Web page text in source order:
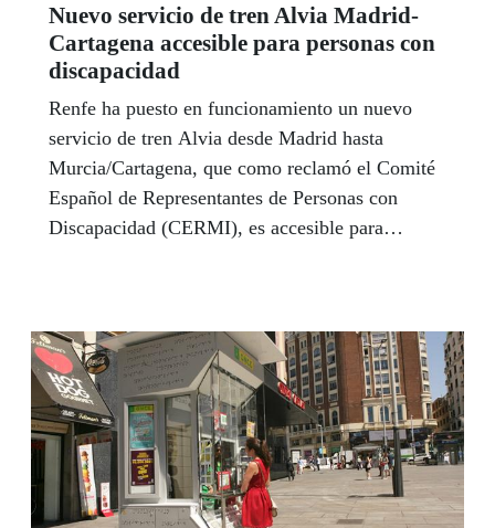
Nuevo servicio de tren Alvia Madrid-
Cartagena accesible para personas con
discapacidad
Renfe ha puesto en funcionamiento un nuevo
servicio de tren Alvia desde Madrid hasta
Murcia/Cartagena, que como reclamó el Comité
Español de Representantes de Personas con
Discapacidad (CERMI), es accesible para